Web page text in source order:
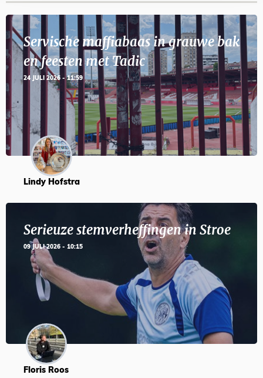
Servische maffiabaas in grauwe bak
en feesten met Tadic
24 JULI 2026 - 11:59
Lindy Hofstra
Serieuze stemverheffingen in Stroe
09 JULI 2026 - 10:15
Floris Roos